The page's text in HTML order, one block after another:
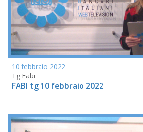
10 febbraio 2022
Tg Fabi
FABI tg 10 febbraio 2022